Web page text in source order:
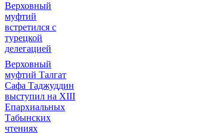
Верховный
муфтий
встретился с
турецкой
делегацией
Верховный
муфтий Талгат
Сафа Таджуддин
выступил на ХIII
Епархиальных
Табынских
чтениях